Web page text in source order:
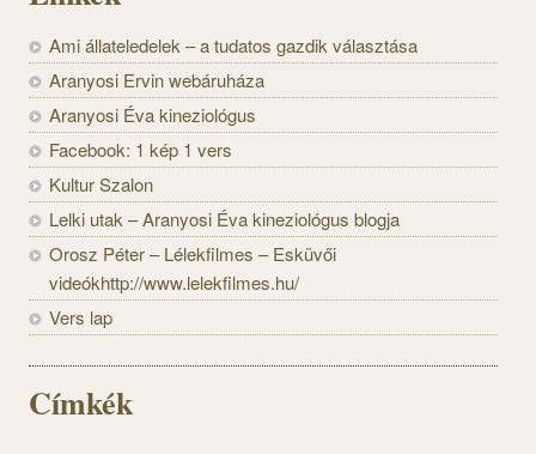
Ami állateledelek – a tudatos gazdik választása
Aranyosi Ervin webáruháza
Aranyosi Éva kineziológus
Facebook: 1 kép 1 vers
Kultur Szalon
Lelki utak – Aranyosi Éva kineziológus blogja
Orosz Péter – Lélekfilmes – Esküvői
videókhttp://www.lelekfilmes.hu/
Vers lap
Címkék